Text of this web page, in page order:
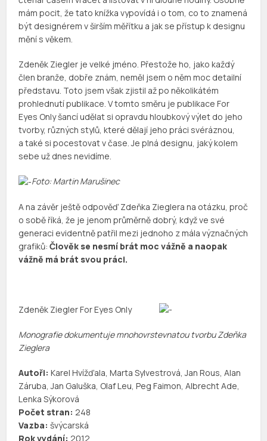
mám pocit, že tato knížka vypovídá i o tom, co to znamená
být designérem v širším měřítku a jak se přístup k designu
mění s věkem.
Zdeněk Ziegler je velké jméno. Přestože ho, jako každý
člen branže, dobře znám, neměl jsem o něm moc detailní
představu. Toto jsem však zjistil až po několikátém
prohlednutí publikace. V tomto směru je publikace For
Eyes Only šancí udělat si opravdu hloubkový výlet do jeho
tvorby, různých stylů, které dělají jeho práci svéráznou,
a také si pocestovat v čase. Je plná designu, jaký kolem
sebe už dnes nevidíme.
Foto: Martin Marušinec
A na závěr ještě odpověď Zdeňka Zieglera na otázku, proč
o sobě říká, že je jenom průměrně dobrý, když ve své
generaci evidentně patřil mezi jednoho z mála význačných
grafiků:Člověk se nesmí brát moc vážně a naopak
vážně má brát svou práci.
Zdeněk Ziegler For Eyes Only
Monografie dokumentuje mnohovrstevnatou tvorbu Zdeňka
Zieglera
Autoři: Karel Hvížďala, Marta Sylvestrová, Jan Rous, Alan
Záruba, Jan Galuška, Olaf Leu, Peg Faimon, Albrecht Ade,
Lenka Sýkorová
Počet stran: 248
Vazba: švýcarská
Rok vydání: 2012